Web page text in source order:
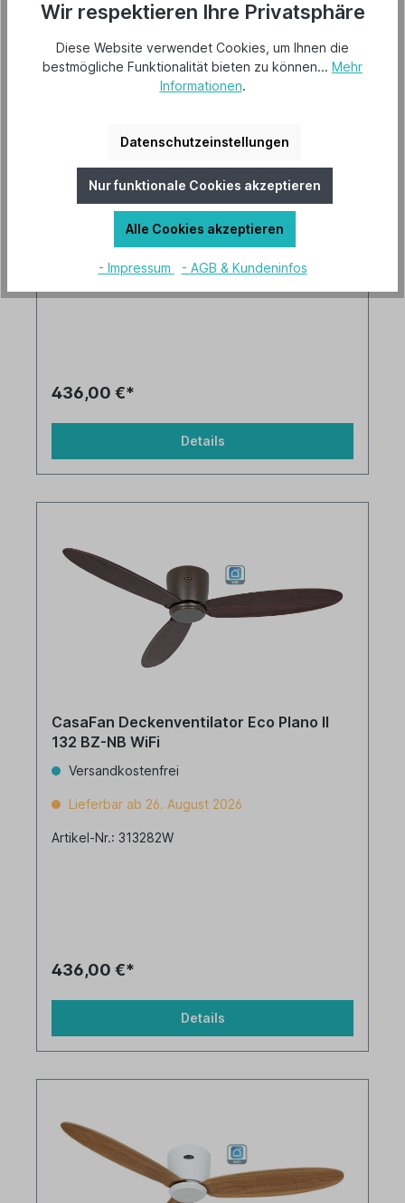
CasaFan Deckenventilator Eco Plano II
132 BZ-EN WiFi
Versandkostenfrei
Lieferbar ab 15. Oktober 2026
Artikel-Nr.: 313302W
436,00 €*
Details
CasaFan Deckenventilator Eco Plano II
132 BZ-NB WiFi
Versandkostenfrei
Lieferbar ab 26. August 2026
Artikel-Nr.: 313282W
436,00 €*
Details
Wir respektieren Ihre Privatsphäre
Diese Website verwendet Cookies, um Ihnen die
bestmögliche Funktionalität bieten zu können... Mehr
Informationen.
Datenschutzeinstellungen
Nur funktionale Cookies akzeptieren
Alle Cookies akzeptieren
- Impressum - AGB & Kundeninfos